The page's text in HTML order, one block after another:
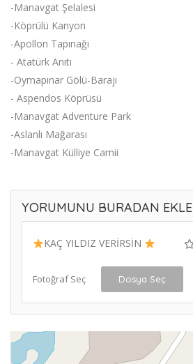
-Manavgat Şelalesi
-Köprülü Kanyon
-Apollon Tapınağı
- Atatürk Anıtı
-Oymapınar Gölü-Barajı
- Aspendos Köprüsü
-Manavgat Adventure Park
-Aslanlı Mağarası
-Manavgat Külliye Camii
YORUMUNU BURADAN EKLE
KAÇ YILDIZ VERİRSİN
Fotoğraf Seç Dosya Seç